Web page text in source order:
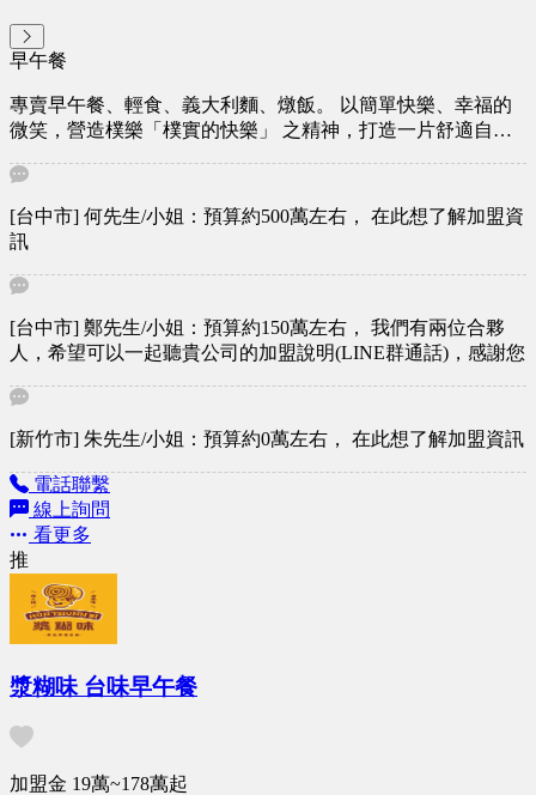
早午餐
專賣早午餐、輕食、義大利麵、燉飯。 以簡單快樂、幸福的
微笑，營造樸樂「樸實的快樂」 之精神，打造一片舒適自
[台中市] 何先生/小姐：預算約500萬左右， 在此想了解加盟資
訊
[台中市] 鄭先生/小姐：預算約150萬左右， 我們有兩位合夥
人，希望可以一起聽貴公司的加盟說明(LINE群通話)，感謝您
[新竹市] 朱先生/小姐：預算約0萬左右， 在此想了解加盟資訊
電話聯繫
線上詢問
看更多
推
漿糊味 台味早午餐
加盟金 19萬~178萬起